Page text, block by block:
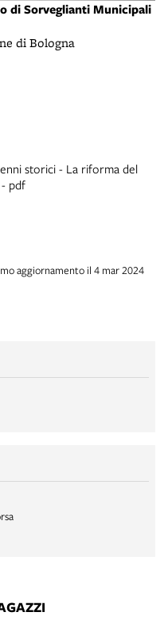
di Sorveglianti Municipali
di Bologna
storici - La riforma del
pdf
aggiornamento il 4 mar 2024